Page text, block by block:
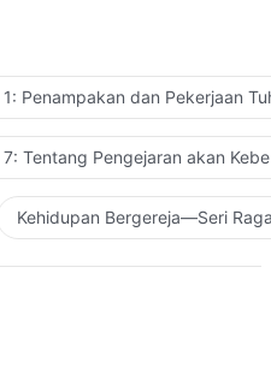
Penampakan dan Pekerjaan
Tentang Pengejaran akan
Kehidupan Bergereja—Seri